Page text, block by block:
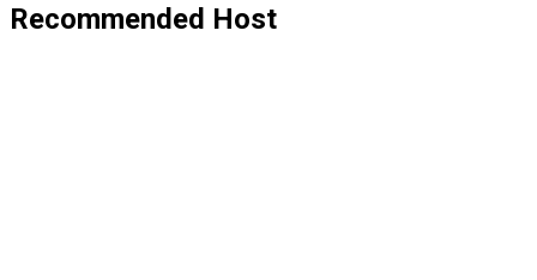
Recommended Host